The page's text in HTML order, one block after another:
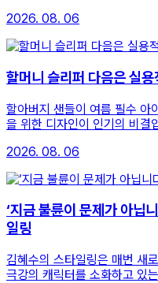
2026. 08. 06
할머니 슬리퍼 다음은 실용
할아버지 샌들이 여름 필수 아
을 위한 디자인이 인기의 비결
2026. 08. 06
‘지금 불륜이 문제가 아닙
일링
김혜수의 스타일링은 매번 새
극강의 캐릭터를 소화하고 있